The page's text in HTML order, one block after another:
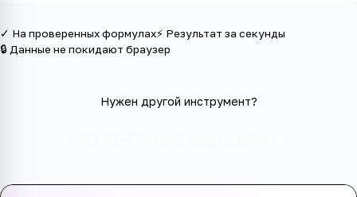
✓ На проверенных формулах⚡ Результат за секунды
🔒 Данные не покидают браузер
Нужен другой инструмент?